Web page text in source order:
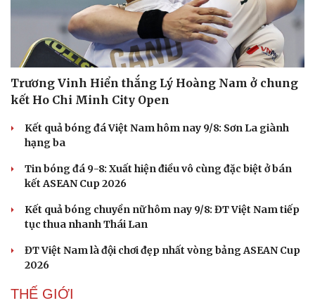
Văn hóa
Văn học
Âm nhạc
Giải trí
Thời trang
Trương Vinh Hiển thắng Lý Hoàng Nam ở chung
kết Ho Chi Minh City Open
Kết quả bóng đá Việt Nam hôm nay 9/8: Sơn La giành
hạng ba
Tin bóng đá 9-8: Xuất hiện điều vô cùng đặc biệt ở bán
kết ASEAN Cup 2026
Kết quả bóng chuyền nữ hôm nay 9/8: ĐT Việt Nam tiếp
tục thua nhanh Thái Lan
ĐT Việt Nam là đội chơi đẹp nhất vòng bảng ASEAN Cup
2026
THẾ GIỚI